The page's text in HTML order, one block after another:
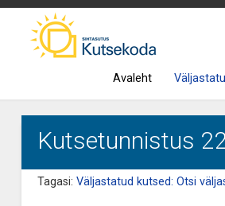
Avaleht
Kutsetunnistus
Tagasi: Väljastatud kutsed: Otsi